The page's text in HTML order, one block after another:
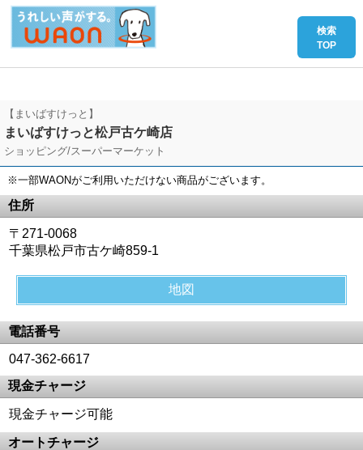
【まいばすけっと】
まいばすけっと松戸古ケ崎店
ショッピング/スーパーマーケット
※一部WAONがご利用いただけない商品がございます。
住所
〒271-0068
千葉県松戸市古ケ崎859-1
地図
電話番号
047-362-6617
現金チャージ
現金チャージ可能
オートチャージ